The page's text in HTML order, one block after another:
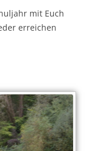
mit Euch
erreichen